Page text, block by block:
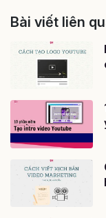
Bài viết liên